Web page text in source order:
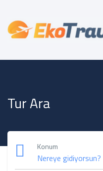
Tur Ara
Konum